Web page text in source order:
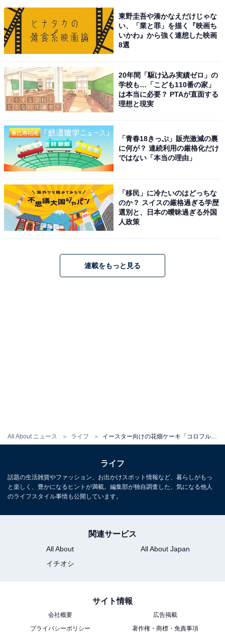
All About ニュース ライフ
東野圭吾や湊かなえだけじゃな
い、「業と罪」を描く『映画ち
いかわ』から強く連想した映画
8選
20年間「駆け込み実績ゼロ」の
学校も…「こども110番の家」
は本当に必要？ PTAが直面する
理想と現実
「青春18きっぷ」販売激減の裏
に何が？ 連続利用の厳格化だけ
ではない「本当の理由」
「移民」に冷たいのはどっちな
のか？ スイスの厳格過ぎる学歴
選別と、日本の曖昧過ぎる外国
人政策
連載をもっと見る
ライフ
話題の生活雑貨やファッション、お出かけスポット情報など、暮らしがもっ
と楽しく、豊かになるヒントが満載。編集部が独自調査した、気になる他人
のライフスタイル事情も公開しています。
関連サービス
All About
All About Japan
イチオシ
サイト情報
会社概要
広告掲載
プライバシーポリシー
著作権・商標・免責事項